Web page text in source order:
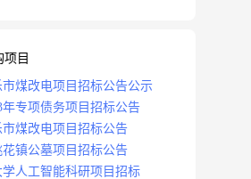
项目
煤改电项目招标公告公示
年专项债务项目招标公告
煤改电项目招标公告
镇公墓项目招标公告
人工智能科研项目招标